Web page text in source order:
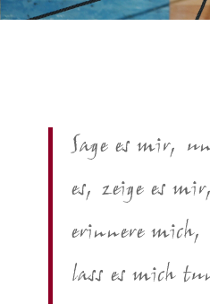
Sage es mir,
es, zeige es
erinnere mich,
lass es mich